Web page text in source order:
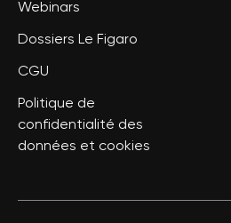
Webinars
Dossiers Le Figaro
CGU
Politique de
confidentialité des
données et cookies